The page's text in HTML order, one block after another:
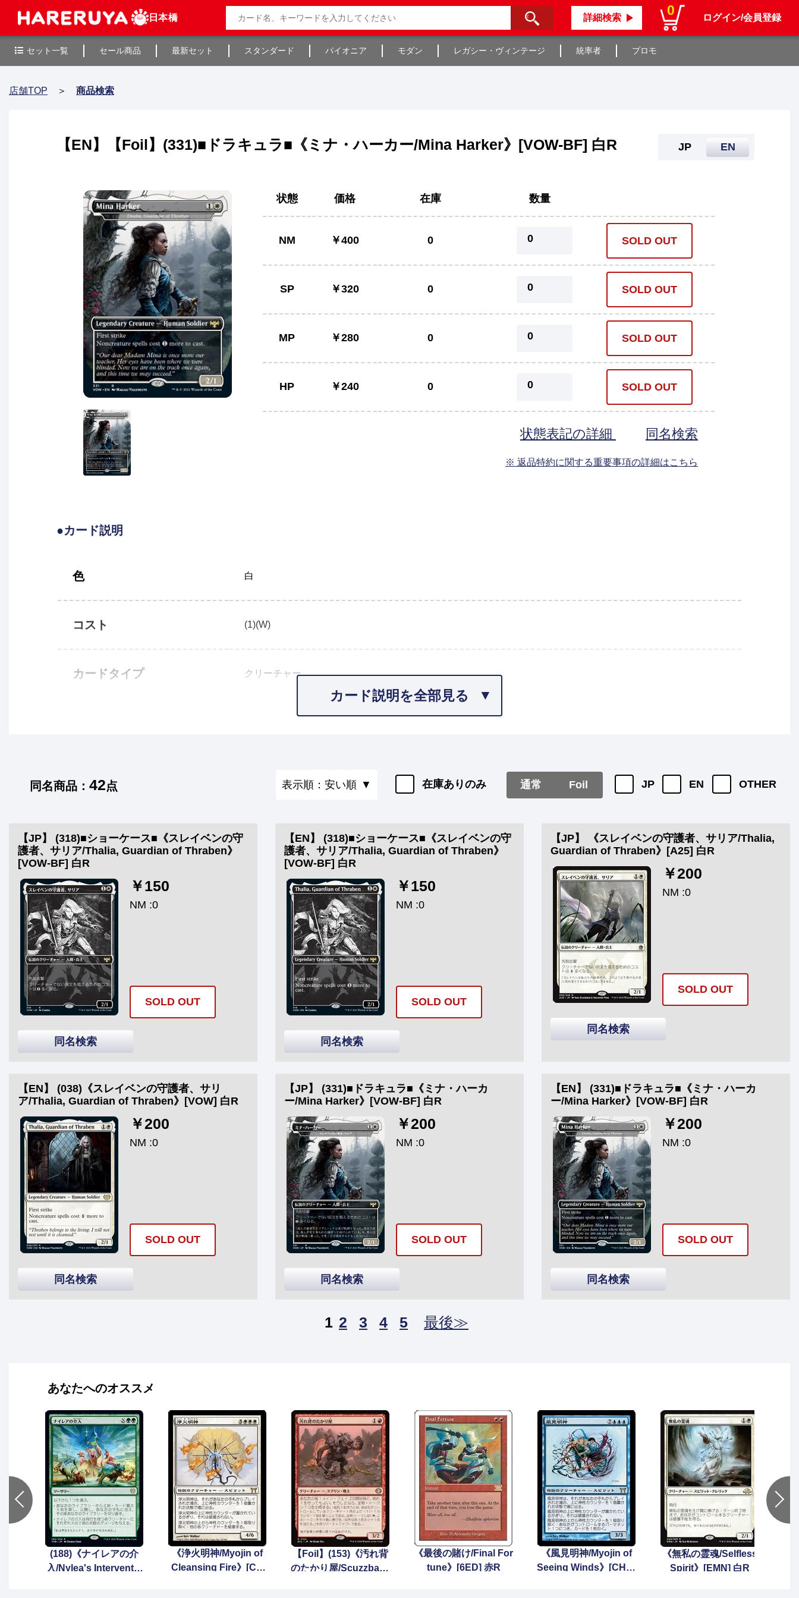
日本橋 詳細検索 0 ログイン/会員登録
セット一覧 セール商品 最新セット スタンダード パイオニア モダン レガシー・ヴィンテージ 統率者 プロモ
店舗TOP ＞ 商品検索
【EN】【Foil】(331)■ドラキュラ■《ミナ・ハーカー/Mina Harker》[VOW-BF] 白R JP EN
状態 価格 在庫 数量
NM ￥400 0 0 SOLD OUT
SP ￥320 0 0 SOLD OUT
MP ￥280 0 0 SOLD OUT
HP ￥240 0 0 SOLD OUT
状態表記の詳細 同名検索
※ 返品特約に関する重要事項の詳細はこちら
●カード説明
色 白
コスト (1)(W)
カードタイプ クリーチャー
カード説明を全部見る
同名商品： 42点 表示順：安い順 在庫ありのみ 通常 Foil JP EN OTHER
【JP】 (318)■ショーケース■《スレイベンの守
護者、サリア/Thalia, Guardian of Thraben》
[VOW-BF] 白R
￥150
NM :0
SOLD OUT
同名検索
【EN】 (318)■ショーケース■《スレイベンの守
護者、サリア/Thalia, Guardian of Thraben》
[VOW-BF] 白R
￥150
NM :0
SOLD OUT
同名検索
【JP】 《スレイベンの守護者、サリア/Thalia,
Guardian of Thraben》[A25] 白R
￥200
NM :0
SOLD OUT
同名検索
【EN】 (038)《スレイベンの守護者、サリ
ア/Thalia, Guardian of Thraben》[VOW] 白R
￥200
NM :0
SOLD OUT
同名検索
【JP】 (331)■ドラキュラ■《ミナ・ハーカ
ー/Mina Harker》[VOW-BF] 白R
￥200
NM :0
SOLD OUT
同名検索
【EN】 (331)■ドラキュラ■《ミナ・ハーカ
ー/Mina Harker》[VOW-BF] 白R
￥200
NM :0
SOLD OUT
同名検索
1 2 3 4 5 最後≫
あなたへのオススメ
(188)《ナイレアの介
入/Nylea's Interventio
《浄火明神/Myojin of
Cleansing Fire》[CH
【Foil】(153)《汚れ背
のたかり屋/Scuzzback
《最後の賭け/Final For
tune》[6ED] 赤R
《風見明神/Myojin of
Seeing Winds》[CHK]
《無私の霊魂/Selfless
Spirit》[EMN] 白R